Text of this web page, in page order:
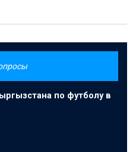
по футболу в